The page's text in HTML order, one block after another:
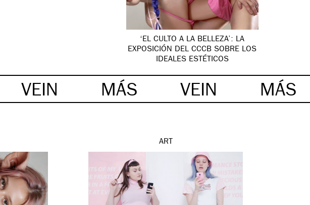
‘EL CULTO A LA BELLEZA’: LA
EXPOSICIÓN DEL CCCB SOBRE LOS
IDEALES ESTÉTICOS
VEIN MÁS VEIN MÁS
ART